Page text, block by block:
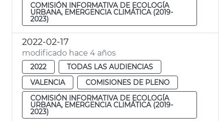
COMISIÓN INFORMATIVA DE ECOLOGÍA
URBANA, EMERGENCIA CLIMÁTICA (2019-
2023)
2022-02-17
modificado hace 4 años
2022
TODAS LAS AUDIENCIAS
VALENCIA
COMISIONES DE PLENO
COMISIÓN INFORMATIVA DE ECOLOGÍA
URBANA, EMERGENCIA CLIMÁTICA (2019-
2023)